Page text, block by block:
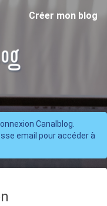
Créer mon blog
Canalblog.
email pour accéder à